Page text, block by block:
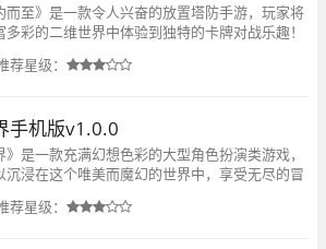
而至》是一款令人兴奋的放置塔防手游，玩家将
多彩的二维世界中体验到独特的卡牌对战乐趣！
袭击。
荐星级：
手机版v1.0.0
》是一款充满幻想色彩的大型角色扮演类游戏，
沉浸在这个唯美而魔幻的世界中，享受无尽的冒
荐星级：